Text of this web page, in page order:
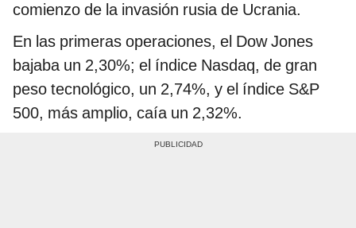
comienzo de la invasión rusia de Ucrania.
En las primeras operaciones, el Dow Jones
bajaba un 2,30%; el índice Nasdaq, de gran
peso tecnológico, un 2,74%, y el índice S&P
500, más amplio, caía un 2,32%.